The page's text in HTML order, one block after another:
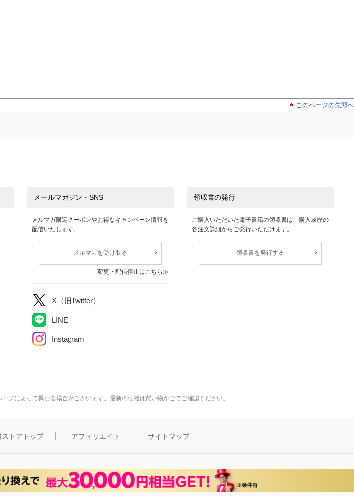
このページの先頭へ
メールマガジン・SNS
メルマガ限定クーポンやお得なキャンペーン情報を
配信いたします。
メルマガを受け取る
変更・配信停止はこちら
X（旧Twitter）
LINE
Instagram
領収書の発行
ご購入いただいた電子書籍の領収書は、購入履歴の
各注文詳細からご発行いただけます。
領収書を発行する
ジによって異なる場合がございます。最新の価格は買い物かごでご確認ください。
トアトップ アフィリエイト サイトマップ